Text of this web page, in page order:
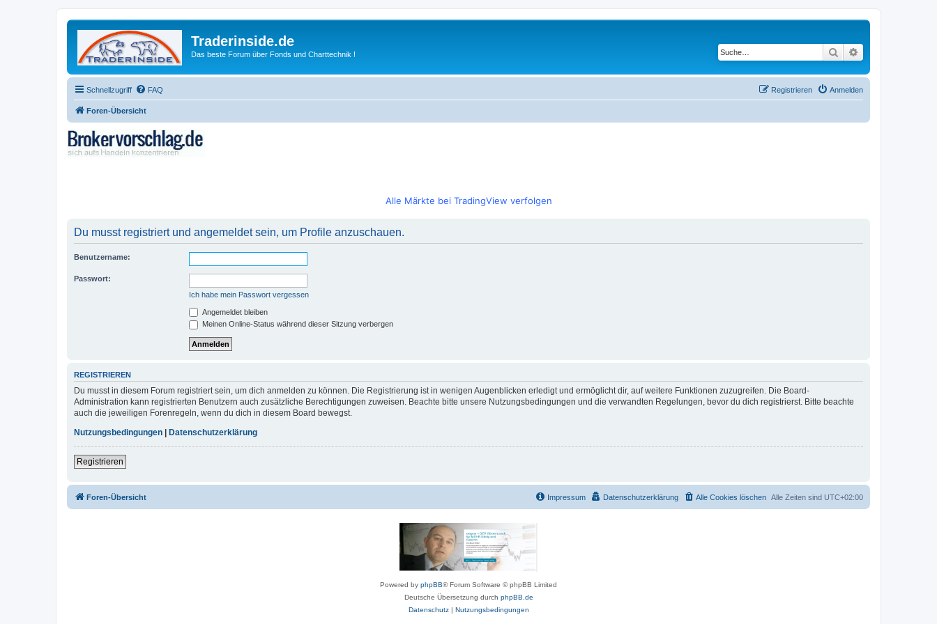
Traderinside.de
Das beste Forum über Fonds und Charttechnik ! Suche
Schnellzugriff FAQ Anmelden
Registrieren
Foren-Übersicht
Alle Märkte bei TradingView verfolgen
Du musst registriert und angemeldet sein, um Profile anzuschauen.
Benutzername:
Passwort:
Ich habe mein Passwort vergessen
Angemeldet bleiben
Meinen Online-Status während dieser Sitzung verbergen
REGISTRIEREN
Du musst in diesem Forum registriert sein, um dich anmelden zu können. Die Registrierung ist in wenigen Augenblicken erledigt und ermöglicht dir, auf weitere Funktionen zuzugreifen. Die Board-
Administration kann registrierten Benutzern auch zusätzliche Berechtigungen zuweisen. Beachte bitte unsere Nutzungsbedingungen und die verwandten Regelungen, bevor du dich registrierst. Bitte beachte
auch die jeweiligen Forenregeln, wenn du dich in diesem Board bewegst.
Nutzungsbedingungen
Datenschutzerklärung
Registrieren
Foren-Übersicht Alle Zeiten sind UTC+02:00
Alle Cookies löschen
Datenschutzerklärung
Impressum
Powered by phpBB® Forum Software © phpBB Limited
Deutsche Übersetzung durch phpBB.de
Datenschutz| Nutzungsbedingungen